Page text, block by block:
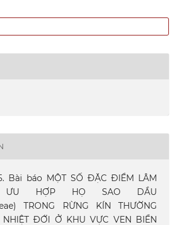
Bài báo MỘT SỐ ĐẶC ĐIỂM LÂM
ƯU HỢP HỌ SAO DẦU
TRONG RỪNG KÍN THƯỜNG
ĐỚI Ở KHU VỰC VEN BIỂN